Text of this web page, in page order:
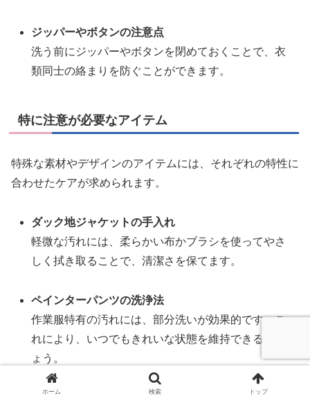
ジッパーやボタンの注意点
洗う前にジッパーやボタンを閉めておくことで、衣
類同士の絡まりを防ぐことができます。
特に注意が必要なアイテム
特殊な素材やデザインのアイテムには、それぞれの特性に
合わせたケアが求められます。
ダック地ジャケットの手入れ
軽微な汚れには、柔らかい布かブラシを使ってやさ
しく拭き取ることで、清潔さを保てます。
ペインターパンツの洗浄法
作業服特有の汚れには、部分洗いが効果的です。こ
れにより、いつでもきれいな状態を維持できるでし
ょう。
ホーム 検索 トップ